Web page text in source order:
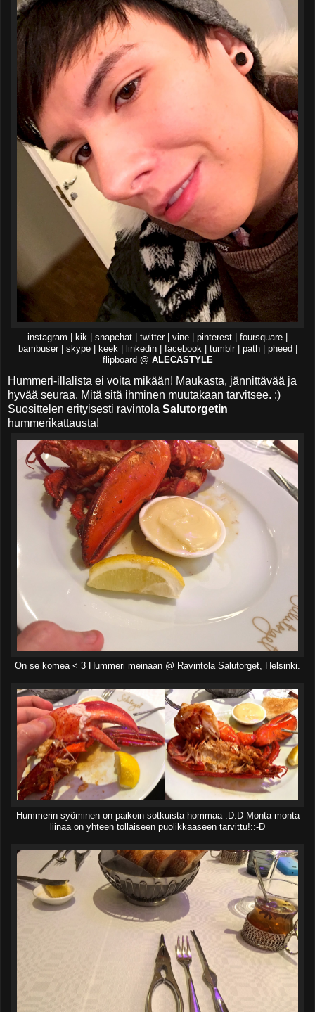
instagram | kik | snapchat | twitter | vine | pinterest | foursquare |
bambuser | skype | keek | linkedin | facebook | tumblr | path | pheed |
flipboard @ ALECASTYLE
Hummeri-illalista ei voita mikään! Maukasta, jännittävää ja
hyvää seuraa. Mitä sitä ihminen muutakaan tarvitsee. :)
Suosittelen erityisesti ravintola Salutorgetin
hummerikattausta!
On se komea < 3 Hummeri meinaan @ Ravintola Salutorget, Helsinki.
Hummerin syöminen on paikoin sotkuista hommaa :D:D Monta monta
liinaa on yhteen tollaiseen puolikkaaseen tarvittu!::-D